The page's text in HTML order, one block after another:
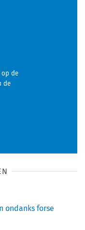
op de
de
ondanks forse